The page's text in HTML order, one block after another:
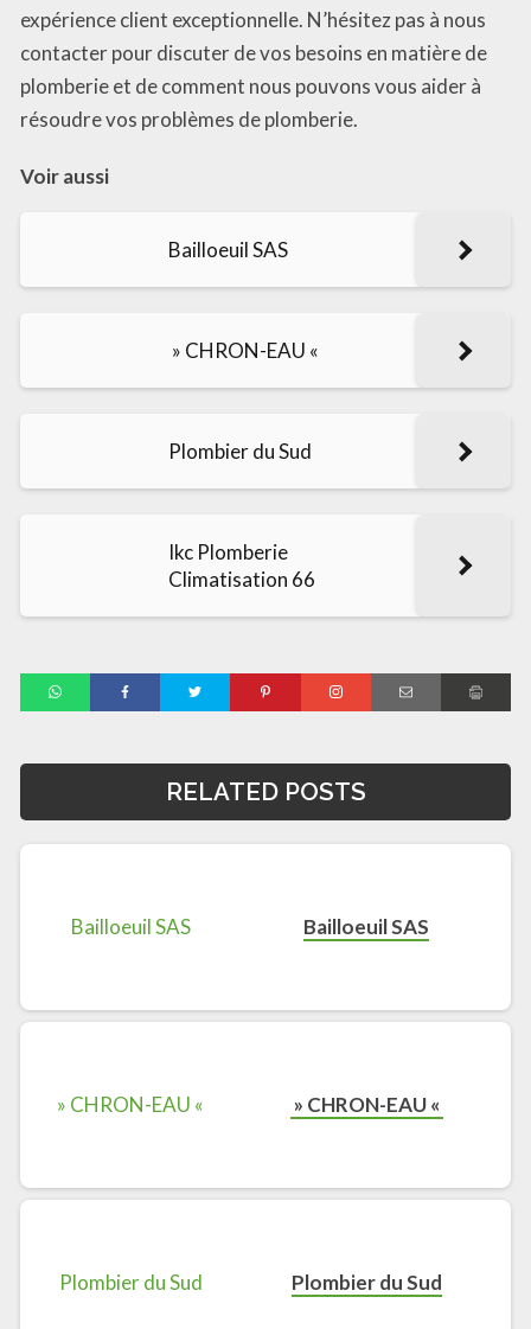
expérience client exceptionnelle. N’hésitez pas à nous
contacter pour discuter de vos besoins en matière de
plomberie et de comment nous pouvons vous aider à
résoudre vos problèmes de plomberie.
Voir aussi
Bailloeuil SAS
» CHRON-EAU «
Plombier du Sud
Ikc Plomberie
Climatisation 66
RELATED POSTS
Bailloeuil SAS
» CHRON-EAU «
Plombier du Sud